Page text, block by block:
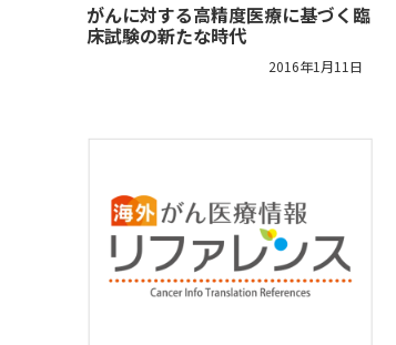
がんに対する高精度医療に基づく臨
床試験の新たな時代
2016年1月11日